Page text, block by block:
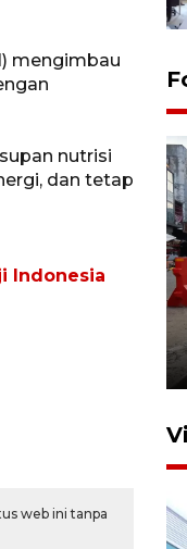
mengimbau
nutrisi
dan tetap
Indonesia
web ini tanpa